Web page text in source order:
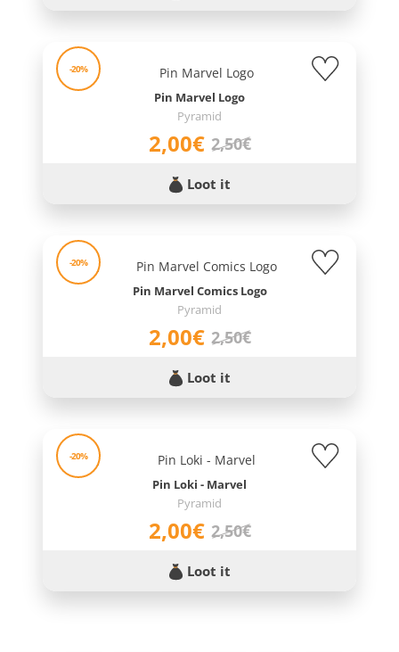
-20%
Pin Marvel Logo
Pyramid
2,00€ 2,50€
Loot it
-20%
Pin Marvel Comics Logo
Pyramid
2,00€ 2,50€
Loot it
-20%
Pin Loki - Marvel
Pyramid
2,00€ 2,50€
Loot it